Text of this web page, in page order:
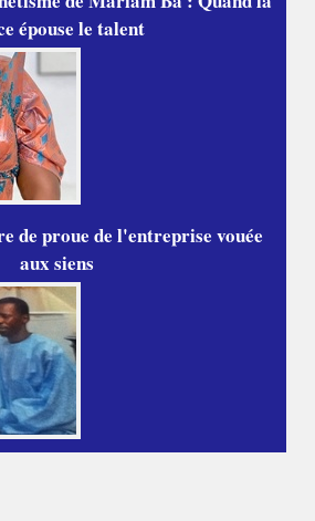
épouse le talent
de proue de l'entreprise vouée
aux siens